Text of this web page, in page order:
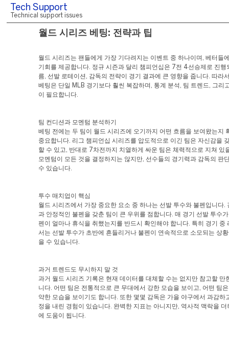
Tech Support
Technical support issues
월드 시리즈 베팅: 전략과 팁
월드 시리즈는 팬들에게 가장 기다려지는 이벤트 중 하나이며, 베터들
기회를 제공합니다. 정규 시즌과 달리 챔피언십은 7전 4선승제로 진행
름, 선발 로테이션, 감독의 전략이 경기 결과에 큰 영향을 줍니다. 따라
베팅은 단일 MLB 경기보다 훨씬 복잡하며, 통계 분석, 팀 트렌드, 그리
이 필요합니다.
팀 컨디션과 모멘텀 분석하기
베팅 전에는 두 팀이 월드 시리즈에 오기까지 어떤 흐름을 보여왔는지
중요합니다. 리그 챔피언십 시리즈를 압도적으로 이긴 팀은 자신감을
할 수 있고, 반대로 7차전까지 치열하게 싸운 팀은 체력적으로 지쳐 있
모멘텀이 모든 것을 결정하지는 않지만, 선수들의 경기력과 감독의 판
수 있습니다.
투수 매치업이 핵심
월드 시리즈에서 가장 중요한 요소 중 하나는 선발 투수와 불펜입니다.
과 안정적인 불펜을 갖춘 팀이 큰 우위를 점합니다. 매 경기 선발 투수
펜이 얼마나 휴식을 취했는지를 반드시 확인해야 합니다. 특히 경기 중
서는 선발 투수가 초반에 흔들리거나 불펜이 연속적으로 소모되는 상
을 수 있습니다.
과거 트렌드도 무시하지 말 것
과거 월드 시리즈 기록은 현재 데이터를 대체할 수는 없지만 참고할 만
니다. 어떤 팀은 전통적으로 큰 무대에서 강한 모습을 보이고, 어떤 팀
약한 모습을 보이기도 합니다. 또한 몇몇 감독은 가을 야구에서 과감하
정을 내린 경험이 있습니다. 완벽한 지표는 아니지만, 역사적 맥락을 더
에 도움이 됩니다.